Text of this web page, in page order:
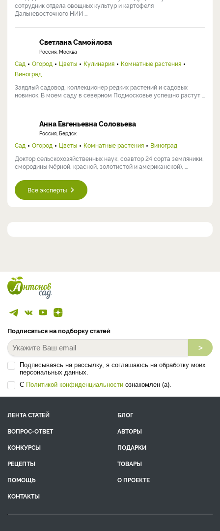
сотрудник отдела овощных культур и картофеля
Дальневосточного НИИ ...
Светлана Самойлова
Россия, Москва
Сад Огород Цветы Кулинария
Комнатные растения
Виноград
Заядлый садовод, коллекционер редких растений и садовых
новинок. В моем саду в северном Подмосковье успешно растут ...
Анна Евгеньевна Соловьева
Россия, Бердск
Сад Огород Цветы Комнатные растения
Виноград
Доктор сельскохозяйственных наук, соавтор 24 сорта земляники,
смородины (чёрной, красной, золотистой и американской), ...
Все эксперты
Подписаться на подборку статей
>
Подписываясь на рассылку, я соглашаюсь на обработку моих
персональных данных.
С Политикой конфиденциальности ознакомлен (а).
ЛЕНТА СТАТЕЙ
БЛОГ
ВОПРОС-ОТВЕТ
АВТОРЫ
КОНКУРСЫ
ПОДАРКИ
РЕЦЕПТЫ
ТОВАРЫ
ПОМОЩЬ
О ПРОЕКТЕ
КОНТАКТЫ